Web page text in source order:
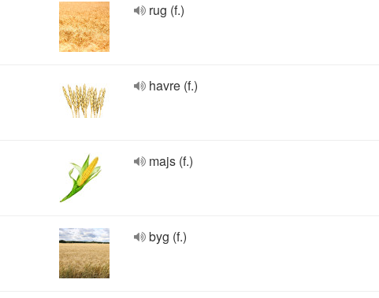
rug (f.)
havre (f.)
majs (f.)
byg (f.)